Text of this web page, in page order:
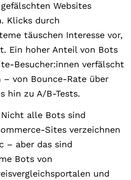
Websites
Klicks durch
täuschen Interesse vor,
Ein hoher Anteil von Bots
Besucher:innen verfälscht
– von Bounce-Rate über
hin zu A/B-Tests.
alle Bots sind
Sites verzeichnen
– aber das sind
Bots von
und